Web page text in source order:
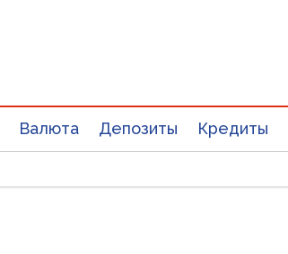
Валюта Депозиты Кредиты